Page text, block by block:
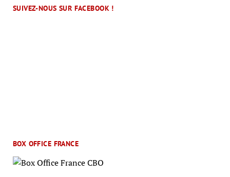
SUIVEZ-NOUS SUR FACEBOOK !
BOX OFFICE FRANCE